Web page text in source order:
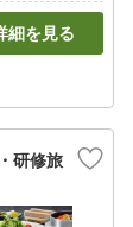
細を見る
研修旅